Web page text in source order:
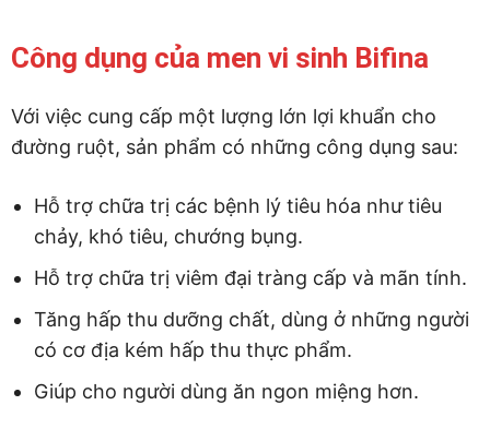
Công dụng của men vi sinh Bifina
Với việc cung cấp một lượng lớn lợi khuẩn cho
đường ruột, sản phẩm có những công dụng sau:
Hỗ trợ chữa trị các bệnh lý tiêu hóa như tiêu
chảy, khó tiêu, chướng bụng.
Hỗ trợ chữa trị viêm đại tràng cấp và mãn tính.
Tăng hấp thu dưỡng chất, dùng ở những người
có cơ địa kém hấp thu thực phẩm.
Giúp cho người dùng ăn ngon miệng hơn.